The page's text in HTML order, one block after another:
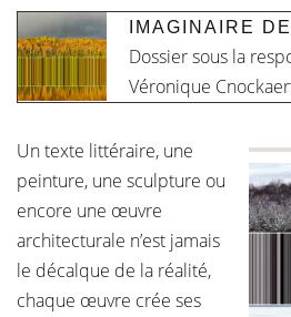
IMAGINAIRE
Dossier sous la
Véronique
Un texte littéraire, une
peinture, une sculpture ou
encore une œuvre
architecturale n’est jamais
le décalque de la réalité,
chaque œuvre crée ses